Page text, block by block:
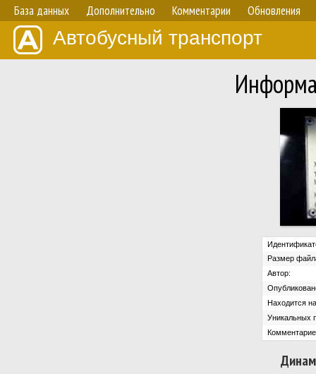
База данных Дополнительно Комментарии Обновления
Автобусный транспорт
Размер
Автор:
Находится
Уникальных